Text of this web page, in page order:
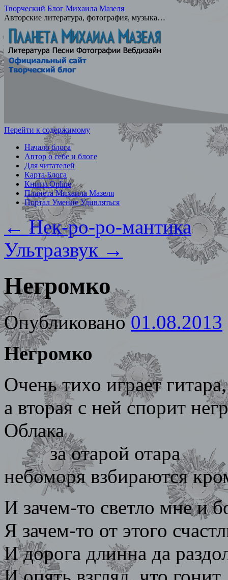
Творческий Блог Михаила Мазеля
Авторские литература, фотография, музыка…
Перейти к содержимому
Начало блога
Автор о себе и блоге
Для читателей
Карта Блога
Книги Online
Планета Михаила Мазеля
Портал Умение Удивляться
← Нек-ро-ро-мантика
Ультразвук →
Негромко
Опубликовано 01.08.2013
Негромко
Очень тихо играет гитара,
а вторая с ней спорит
Облака
за отарой отара
небоморя взбираются
И зачем-то светло мне и
Я зачем-то от этого
И дорога длинна да